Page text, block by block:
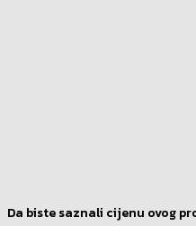
Da biste saznali cijenu ovog